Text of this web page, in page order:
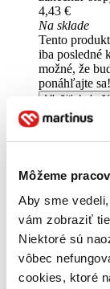
Môžeme
Aby sme
vám zobraziť
Niektoré sú
vôbec
cookies, ktoré
4,43 €
Na sklade
Tento
iba posledné
možné, že
ponáhľajte sa!
Vložiť do
Kniha
Ach, mrzí
môžete mať
nepredali
Pridať do